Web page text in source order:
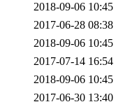
2018-09-06 10:45
2017-06-28 08:38
2018-09-06 10:45
2017-07-14 16:54
2018-09-06 10:45
2017-06-30 13:40